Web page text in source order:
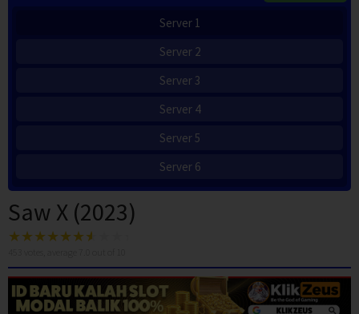
Server 1
Server 2
Server 3
Server 4
Server 5
Server 6
Saw X (2023)